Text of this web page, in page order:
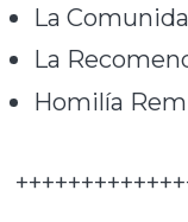
La
La
Homilía